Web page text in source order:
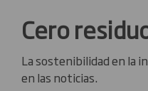
Cero
La sostenibilidad en la
en las noticias.